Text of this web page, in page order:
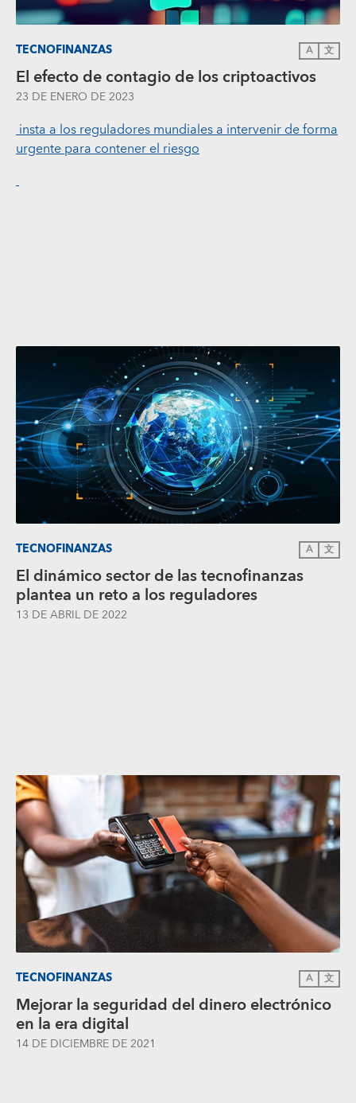
TECNOFINANZAS A 文
El efecto de contagio de los criptoactivos
23 DE ENERO DE 2023
insta a los reguladores mundiales a intervenir de forma
urgente para contener el riesgo
TECNOFINANZAS A 文
El dinámico sector de las tecnofinanzas
plantea un reto a los reguladores
13 DE ABRIL DE 2022
TECNOFINANZAS A 文
Mejorar la seguridad del dinero electrónico
en la era digital
14 DE DICIEMBRE DE 2021